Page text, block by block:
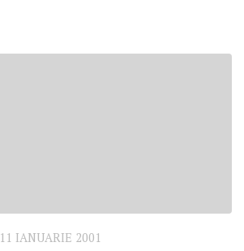
11 IANUARIE 2001